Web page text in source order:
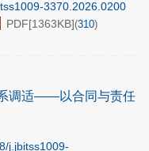
3370.2026.0200
PDF[1363KB](310)
调适——以合同与责任
j.jbitss1009-